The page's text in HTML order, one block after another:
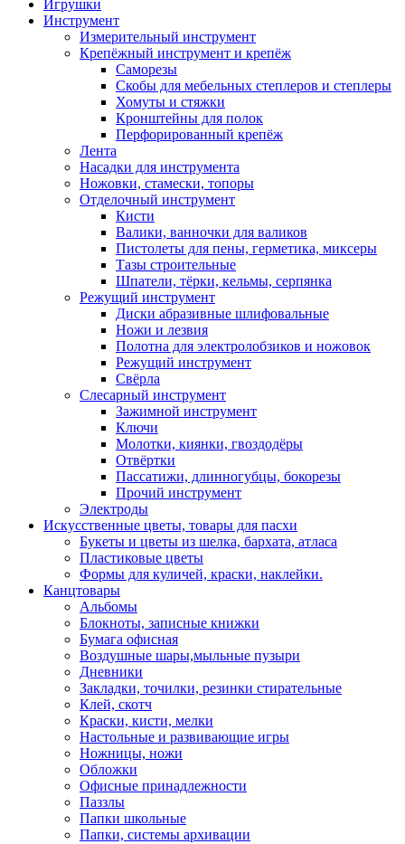
Игрушки
Инструмент
Измерительный инструмент
Крепёжный инструмент и крепёж
Саморезы
Скобы для мебельных степлеров и степлеры
Хомуты и стяжки
Кронштейны для полок
Перфорированный крепёж
Лента
Насадки для инструмента
Ножовки, стамески, топоры
Отделочный инструмент
Кисти
Валики, ванночки для валиков
Пистолеты для пены, герметика, миксеры
Тазы строительные
Шпатели, тёрки, кельмы, серпянка
Режущий инструмент
Диски абразивные шлифовальные
Ножи и лезвия
Полотна для электролобзиков и ножовок
Режущий инструмент
Свёрла
Слесарный инструмент
Зажимной инструмент
Ключи
Молотки, киянки, гвоздодёры
Отвёртки
Пассатижи, длинногубцы, бокорезы
Прочий инструмент
Электроды
Искусственные цветы, товары для пасхи
Букеты и цветы из шелка, бархата, атласа
Пластиковые цветы
Формы для куличей, краски, наклейки.
Канцтовары
Альбомы
Блокноты, записные книжки
Бумага офисная
Воздушные шары,мыльные пузыри
Дневники
Закладки, точилки, резинки стирательные
Клей, скотч
Краски, кисти, мелки
Настольные и развивающие игры
Ножницы, ножи
Обложки
Офисные принадлежности
Паззлы
Папки школьные
Папки, системы архивации